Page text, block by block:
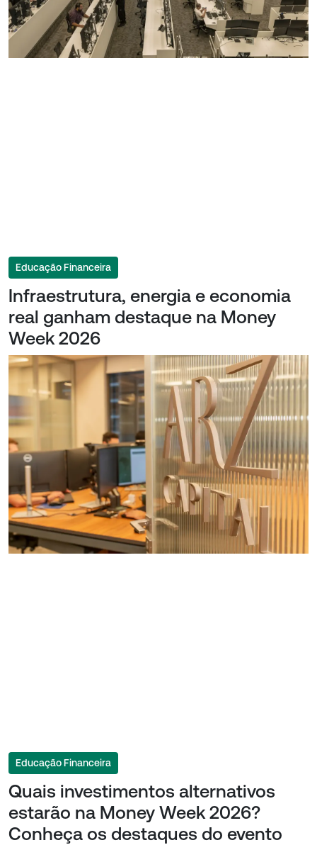
Educação Financeira
Infraestrutura, energia e economia
real ganham destaque na Money
Week 2026
Educação Financeira
Quais investimentos alternativos
estarão na Money Week 2026?
Conheça os destaques do evento